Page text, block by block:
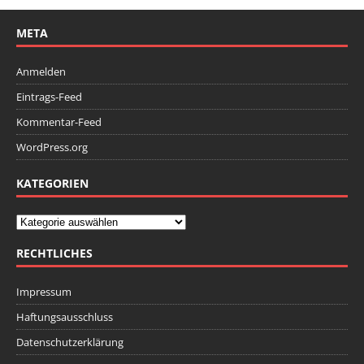
META
Anmelden
Eintrags-Feed
Kommentar-Feed
WordPress.org
KATEGORIEN
RECHTLICHES
Impressum
Haftungsausschluss
Datenschutzerklärung